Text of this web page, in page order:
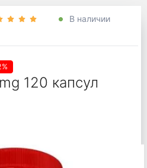
В наличии
120 капсул